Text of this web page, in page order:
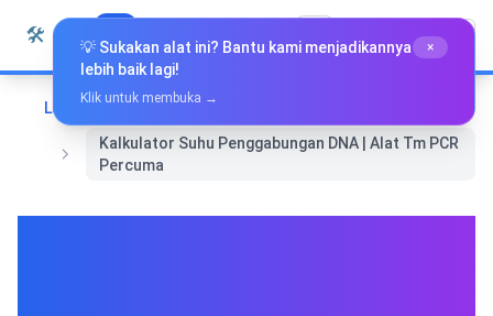
Langkau ke kandungan
🛠️ Whiz Tools Bahasa Melayu
Laman Utama
Alat Khas
Kalkulator Suhu Penggabungan DNA | Alat Tm PCR
Percuma
💡 Sukakan alat ini? Bantu kami menjadikannya
lebih baik lagi!
×
Klik untuk membuka →